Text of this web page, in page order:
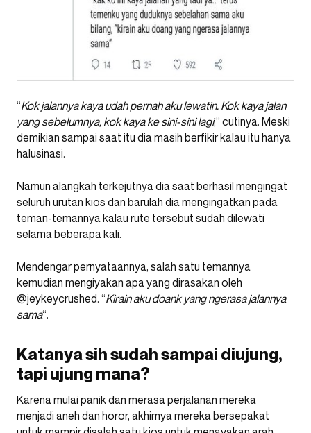
“Kok jalannya kaya udah pernah aku lewatin. Kok kaya jalan
yang sebelumnya, kok kaya ke sini-sini lagi,” cutinya. Meski
demikian sampai saat itu dia masih berfikir kalau itu hanya
halusinasi.
Namun alangkah terkejutnya dia saat berhasil mengingat
seluruh urutan kios dan barulah dia mengingatkan pada
teman-temannya kalau rute tersebut sudah dilewati
selama beberapa kali.
Mendengar pernyataannya, salah satu temannya
kemudian mengiyakan apa yang dirasakan oleh
@jeykeycrushed. “Kirain aku doank yang ngerasa jalannya
sama“.
Katanya sih sudah sampai diujung,
tapi ujung mana?
Karena mulai panik dan merasa perjalanan mereka
menjadi aneh dan horor, akhirnya mereka bersepakat